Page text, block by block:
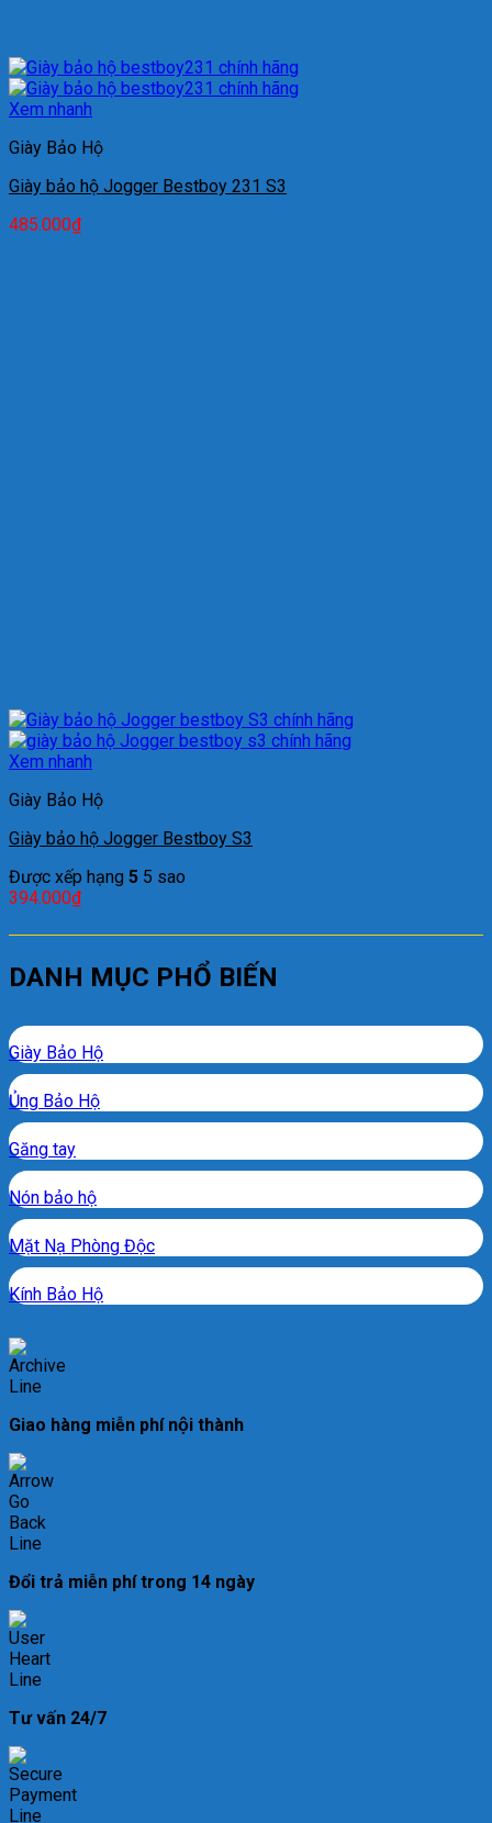
Xem nhanh
Giày Bảo Hộ
Giày bảo hộ Jogger Bestboy 231 S3
485.000₫
Xem nhanh
Giày Bảo Hộ
Giày bảo hộ Jogger Bestboy S3
Được xếp hạng 5 5 sao
394.000₫
DANH MỤC PHỔ BIẾN
Giày Bảo Hộ
Ủng Bảo Hộ
Găng tay
Nón bảo hộ
Mặt Nạ Phòng Độc
Kính Bảo Hộ
Giao hàng miễn phí nội thành
Đổi trả miễn phí trong 14 ngày
Tư vấn 24/7